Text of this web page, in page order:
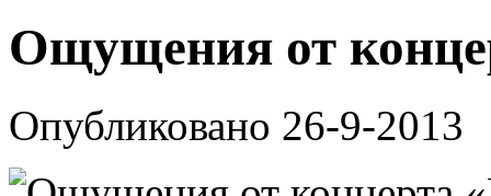
Ощущения от
Опубликовано 26-9-2013